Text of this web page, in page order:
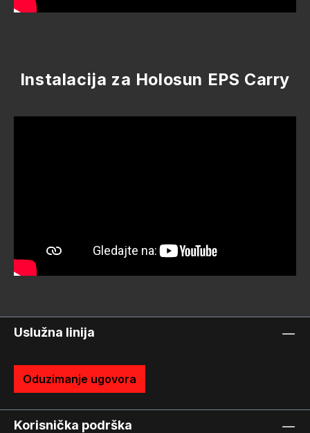
Instalacija za Holosun EPS Carry
Uslužna linija
Oduzimanje ugovora
Korisnička podrška